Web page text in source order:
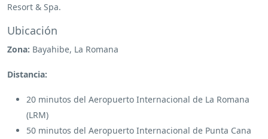
Resort & Spa.
Ubicación
Zona: Bayahibe, La Romana
Distancia:
20 minutos del Aeropuerto Internacional de La Romana
(LRM)
50 minutos del Aeropuerto Internacional de Punta Cana